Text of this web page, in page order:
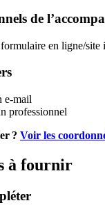
de
en ligne/site
e-mail
professionnel
? Voir les
à fournir